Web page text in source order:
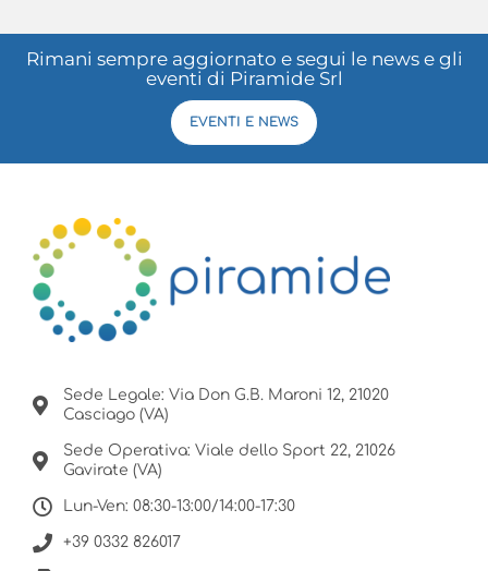
Rimani sempre aggiornato e segui le news e gli
eventi di Piramide Srl
EVENTI E NEWS
Sede Legale: Via Don G.B. Maroni 12, 21020
Casciago (VA)
Sede Operativa: Viale dello Sport 22, 21026
Gavirate (VA)
Lun-Ven: 08:30-13:00/14:00-17:30
+39 0332 826017